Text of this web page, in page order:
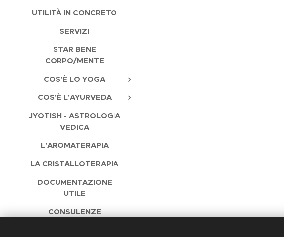
UTILITÀ IN CONCRETO
SERVIZI
STAR BENE
CORPO/MENTE
COS'È LO YOGA
COS'È L'AYURVEDA
JYOTISH - ASTROLOGIA
VEDICA
L'AROMATERAPIA
LA CRISTALLOTERAPIA
DOCUMENTAZIONE
UTILE
CONSULENZE